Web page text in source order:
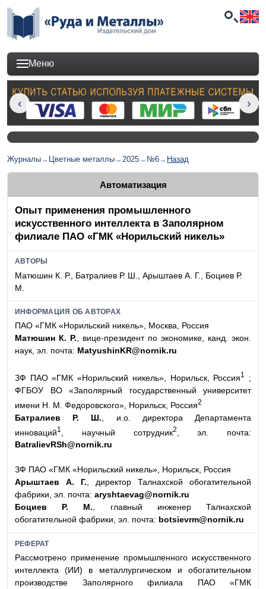
Меню
Журналы→ Цветные металлы→2025→ №6→ Назад
Автоматизация
Опыт применения промышленного
искусственного интеллекта в Заполярном
филиале ПАО «ГМК «Норильский никель»
АВТОРЫ
Матюшин К. Р., Батралиев Р. Ш., Арыштаев А. Г., Боциев Р.
М.
ИНФОРМАЦИЯ ОБ АВТОРАХ
ПАО «ГМК «Норильский никель», Москва, Россия
Матюшин К. Р. , вице-президент по экономике, канд. экон.
наук, эл. почта: MatyushinKR@nornik.ru
ЗФ ПАО «ГМК «Норильский никель», Норильск, Россия1
;
ФГБОУ ВО «Заполярный государственный университет
имени Н. М. Федоровского», Норильск, Россия2
Батралиев Р. Ш. , и.о. директора Департамента
инноваций1 , научный сотрудник2
, эл. почта:
BatralievRSh@nornik.ru
ЗФ ПАО «ГМК «Норильский никель», Норильск, Россия
Арыштаев А. Г., директор Талнахской обогатительной
фабрики, эл. почта: aryshtaevag@nornik.ru
Боциев Р. М., главный инженер Талнахской
обогатительной фабрики, эл. почта: botsievrm@nornik.ru
РЕФЕРАТ
Рассмотрено применение промышленного искусственного
интеллекта (ИИ) в металлургическом и обогатительном
производстве Заполярного филиала ПАО «ГМК